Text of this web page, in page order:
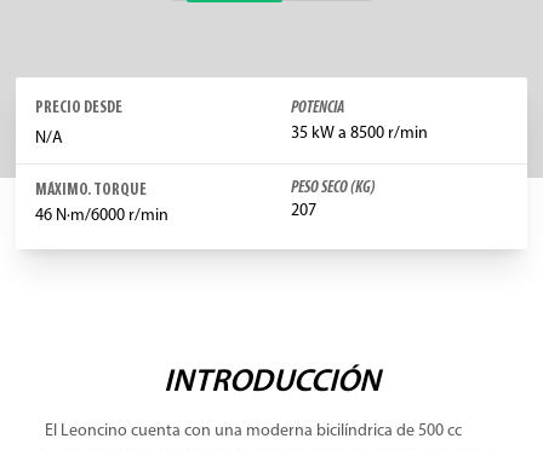
PRECIO DESDE
N/A
POTENCIA
35 kW a 8500 r/min
MÁXIMO. TORQUE
46 N·m/6000 r/min
PESO SECO (KG)
207
INTRODUCCIÓN
El Leoncino cuenta con una moderna bicilíndrica de 500 cc